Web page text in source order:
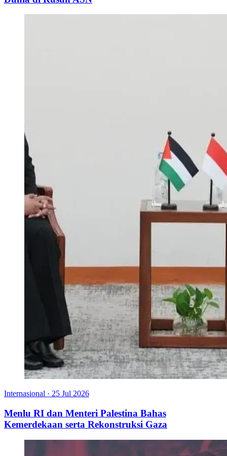
Internasional · 25 Jul 2026
Menlu RI dan Menteri Palestina Bahas
Kemerdekaan serta Rekonstruksi Gaza